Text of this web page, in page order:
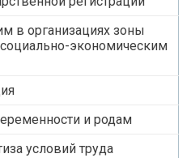
в организациях зоны
экономическим
и родам
условий труда